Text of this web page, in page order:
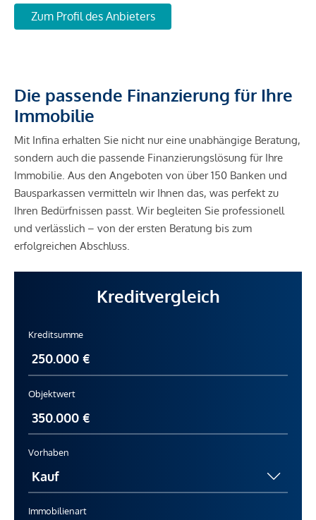
Zum Profil des Anbieters
Die passende Finanzierung für Ihre
Immobilie
Mit Infina erhalten Sie nicht nur eine unabhängige Beratung,
sondern auch die passende Finanzierungslösung für Ihre
Immobilie. Aus den Angeboten von über 150 Banken und
Bausparkassen vermitteln wir Ihnen das, was perfekt zu
Ihren Bedürfnissen passt. Wir begleiten Sie professionell
und verlässlich – von der ersten Beratung bis zum
erfolgreichen Abschluss.
Kreditvergleich
Kreditsumme
Objektwert
Vorhaben
Immobilienart